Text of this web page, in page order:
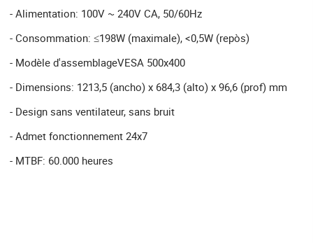
- Alimentation: 100V ~ 240V CA, 50/60Hz
- Consommation: ≤198W (maximale), <0,5W (repòs)
- Modèle d'assemblageVESA 500x400
- Dimensions: 1213,5 (ancho) x 684,3 (alto) x 96,6 (prof) mm
- Design sans ventilateur, sans bruit
- Admet fonctionnement 24x7
- MTBF: 60.000 heures